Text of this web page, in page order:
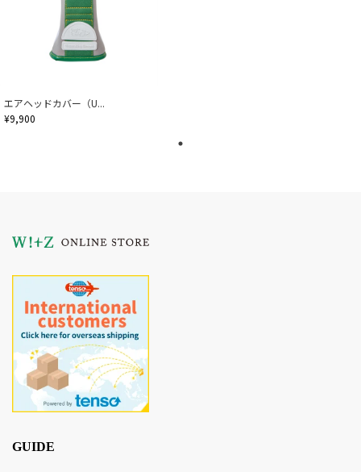
エアヘッドカバー（U...
¥9,900
GUIDE